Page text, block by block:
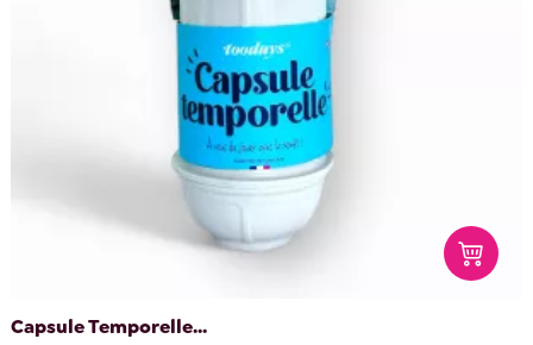
Capsule Temporelle...